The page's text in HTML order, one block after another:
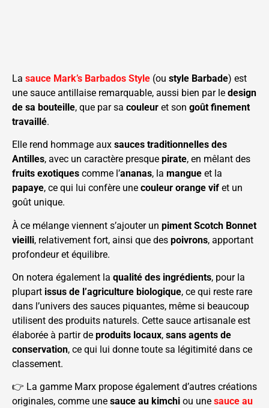
La sauce Mark’s Barbados Style (ou style Barbade) est
une sauce antillaise remarquable, aussi bien par le design
de sa bouteille, que par sa couleur et son goût finement
travaillé.
Elle rend hommage aux sauces traditionnelles des
Antilles, avec un caractère presque pirate, en mêlant des
fruits exotiques comme l’ananas, la mangue et la
papaye, ce qui lui confère une couleur orange vif et un
goût unique.
À ce mélange viennent s’ajouter un piment Scotch Bonnet
vieilli, relativement fort, ainsi que des poivrons, apportant
profondeur et équilibre.
On notera également la qualité des ingrédients, pour la
plupart issus de l’agriculture biologique, ce qui reste rare
dans l’univers des sauces piquantes, même si beaucoup
utilisent des produits naturels. Cette sauce artisanale est
élaborée à partir de produits locaux, sans agents de
conservation, ce qui lui donne toute sa légitimité dans ce
classement.
👉 La gamme Marx propose également d’autres créations
originales, comme une sauce au kimchi ou une sauce au